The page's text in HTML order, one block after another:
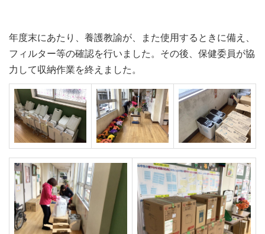
年度末にあたり、養護教諭が、また使用するときに備え、
フィルター等の確認を行いました。その後、保健委員が協
力して収納作業を終えました。